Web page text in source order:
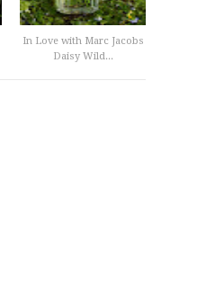
In Love with Marc Jacobs
Daisy Wild...